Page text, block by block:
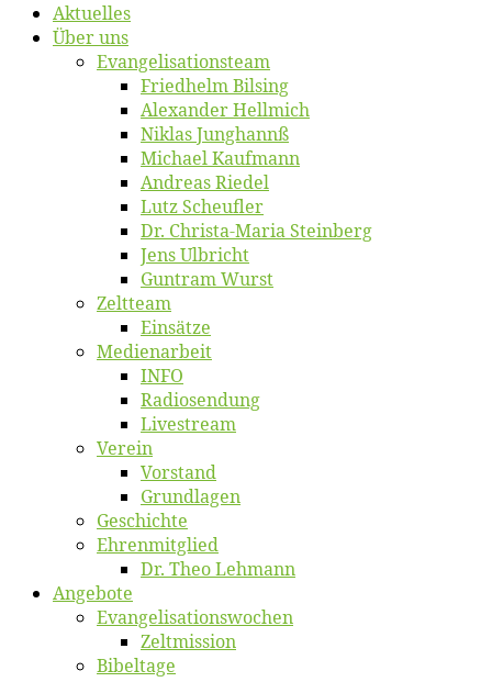
Ak­tu­el­les
Über uns
Evangelisa­tions­team
Fried­helm Bilsing
Alex­an­der Hellmich
Ni­klas Junghannß
Mi­cha­el Kaufmann
An­dre­as Riedel
Lutz Scheuf­ler
Dr. Chris­­ta-Ma­ria Steinberg
Jens Ulb­richt
Gun­tram Wurst
Zelt­team
Ein­sät­ze
Me­di­en­ar­beit
INFO
Ra­dio­sen­dung
Live­stream
Ver­ein
Vor­stand
Grund­la­gen
Ge­schich­te
Eh­ren­mit­glied
Dr. Theo Lehmann
An­ge­bo­te
Evangelisa­tions­wo­chen
Zelt­mis­si­on
Bi­bel­ta­ge